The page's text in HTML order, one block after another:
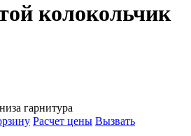
колокольчик
гарнитура
Расчет цены Вызвать